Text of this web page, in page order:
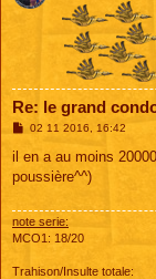
Re: le grand
M
s
a
02 11 2016, 16:42
il en a au moins
poussière^^)
note serie:
MCO1: 18/20
Trahison/Insulte totale: